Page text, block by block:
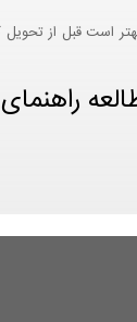
قبل از تحویل